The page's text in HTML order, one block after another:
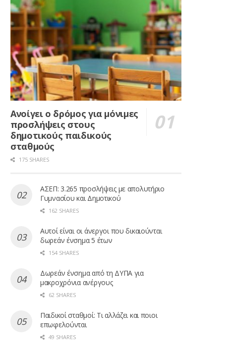
Ανοίγει ο δρόμος για μόνιμες
προσλήψεις στους
δημοτικούς παιδικούς
σταθμούς
175 SHARES
ΑΣΕΠ: 3.265 προσλήψεις με απολυτήριο
Γυμνασίου και Δημοτικού
162 SHARES
Αυτοί είναι οι άνεργοι που δικαιούνται
δωρεάν ένσημα 5 έτων
154 SHARES
Δωρεάν ένσημα από τη ΔΥΠΑ για
μακροχρόνια ανέργους
62 SHARES
Παιδικοί σταθμοί: Τι αλλάζει και ποιοι
επωφελούνται
49 SHARES